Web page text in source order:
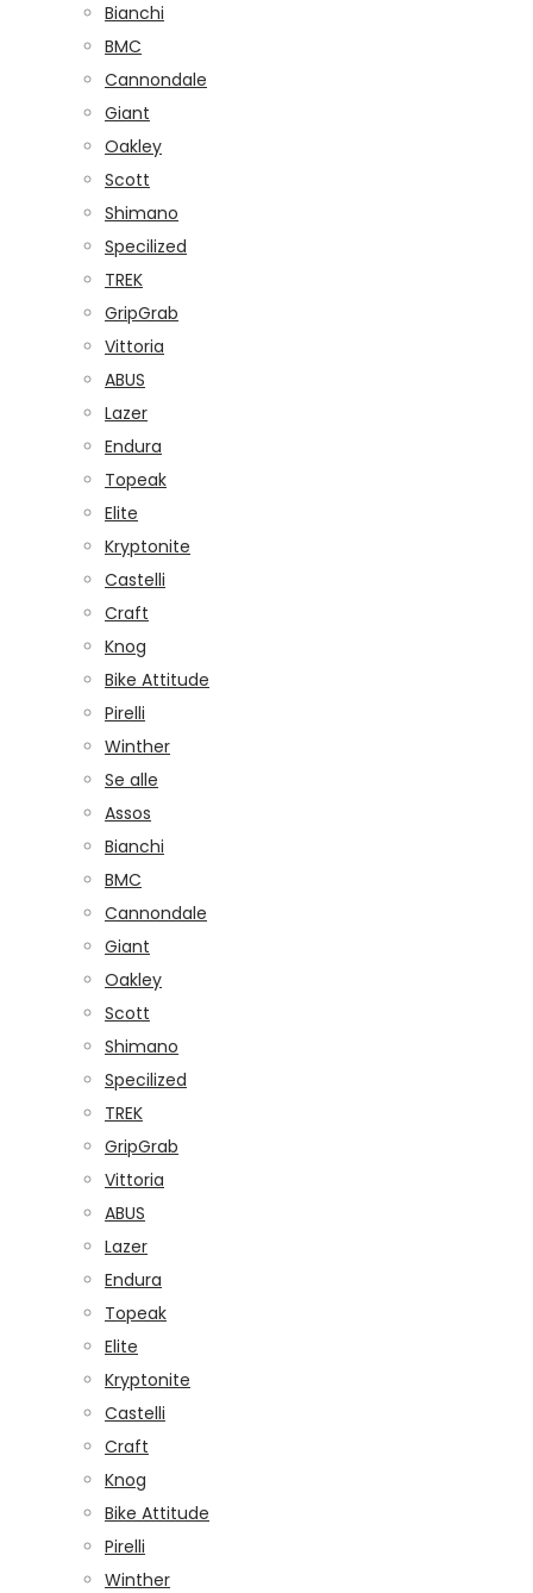
Bianchi
BMC
Cannondale
Giant
Oakley
Scott
Shimano
Specilized
TREK
GripGrab
Vittoria
ABUS
Lazer
Endura
Topeak
Elite
Kryptonite
Castelli
Craft
Knog
Bike Attitude
Pirelli
Winther
Se alle
Assos
Bianchi
BMC
Cannondale
Giant
Oakley
Scott
Shimano
Specilized
TREK
GripGrab
Vittoria
ABUS
Lazer
Endura
Topeak
Elite
Kryptonite
Castelli
Craft
Knog
Bike Attitude
Pirelli
Winther